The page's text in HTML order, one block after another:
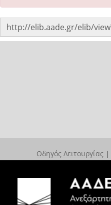
Οδηγός Λειτουργίας |